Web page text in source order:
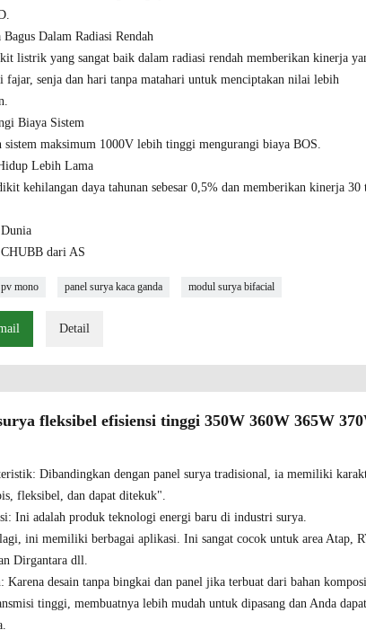
Dalam Radiasi Rendah
listrik yang sangat baik dalam radiasi rendah memberikan kinerja
fajar, senja dan hari tanpa matahari untuk menciptakan nilai lebih
Biaya Sistem
sistem maksimum 1000V lebih tinggi mengurangi biaya BOS.
Lebih Lama
kehilangan daya tahunan sebesar 0,5% dan memberikan kinerja 30
dari AS
mono panel surya kaca ganda modul surya bifacial
Detail
fleksibel efisiensi tinggi 350W 360W 365W
Dibandingkan dengan panel surya tradisional, ia memiliki
fleksibel, dan dapat ditekuk".
Ini adalah produk teknologi energi baru di industri surya.
ini memiliki berbagai aplikasi. Ini sangat cocok untuk area Atap,
Dirgantara dll.
Karena desain tanpa bingkai dan panel jika terbuat dari bahan
tinggi, membuatnya lebih mudah untuk dipasang dan Anda